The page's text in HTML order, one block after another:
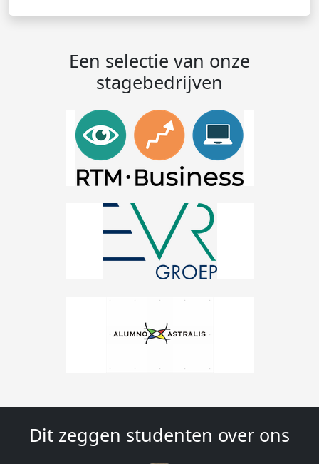
Een selectie van onze
stagebedrijven
Dit zeggen studenten over ons